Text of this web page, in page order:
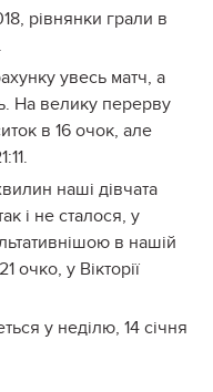
рівнянки грали в
увесь матч, а
На велику перерву
в 16 очок, але
наші дівчата
і не сталося, у
в нашій
очко, у Вікторії
у неділю, 14 січня